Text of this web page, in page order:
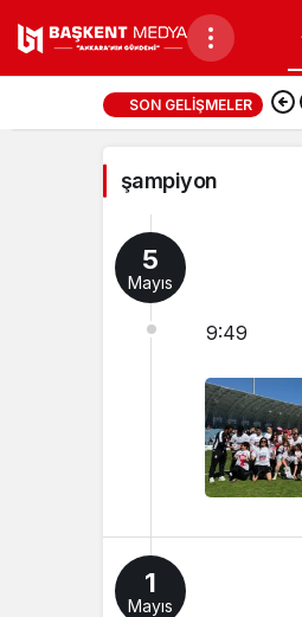
şampiyon
HaberleriSON GELIŞMELER
şampiyon
5
Mayıs
9:49
1
Mayıs